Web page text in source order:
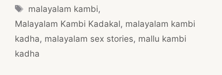
Tags
malayalam kambi,
Malayalam Kambi Kadakal, malayalam kambi
kadha, malayalam sex stories, mallu kambi
kadha